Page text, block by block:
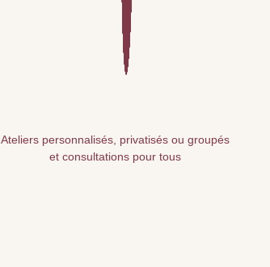
Ateliers personnalisés, privatisés ou groupés
et consultations pour tous